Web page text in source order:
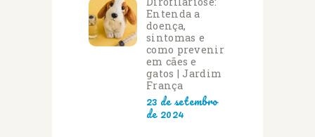
Entenda a
doença,
sintomas e
como prevenir
em cães e
gatos | Jardim
França
23 de setembro
de 2024